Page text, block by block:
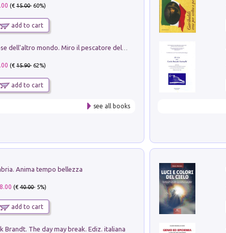
(€15.00- 60%)
add to cart
Klose dell'altro mondo. Miro il pescatore del goal
(€15.90- 62%)
add to cart
see all books
Anima tempo bellezza
(€40.00- 5%)
add to cart
Brandt. The day may break. Ediz. italiana